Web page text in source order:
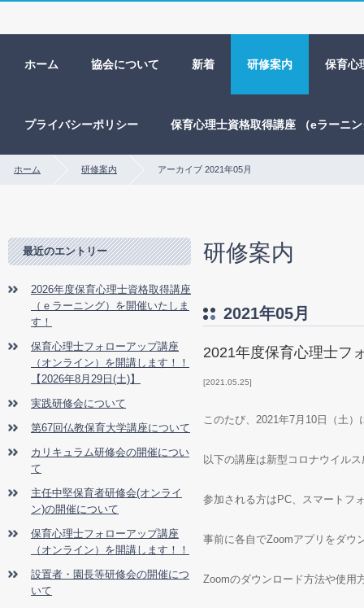
ホーム 協会について 新着 研修案内 保育心
プライバシーポリシー 保育心理士資格取得講座 （eラーニ
ホーム 研修案内 アーカイブ 2021年05月
研修案内
2021年05月
2021.05.25
2021年度保育心理士フ
このたび、 2021年7月 10 日（土）
以下の講座は新型コロナウイル
参加される方は PC、スマートフ
事前に各自でZoomアプリをダウ
Zoomのダウンロード方法や使用
最近のエントリー
2026年度保育心理士資格取得講座
（ｅラーニング）を開催いたしま
す！
保育心理士フォローアップ講座
（オンライン）を開講します！！
【2026年8月29日(土)】
実践研修会について
第67回仏教保育大学講座について
カリキュラム研修会の開催につい
て
主任中堅保育者研修会(オンライ
ン)の開催について
保育心理士フォローアップ講座
（オンライン）を開講します！！
設置者・園長等研修会の開催につ
いて